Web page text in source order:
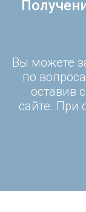
Вы можете
по
оставив
сайте. При